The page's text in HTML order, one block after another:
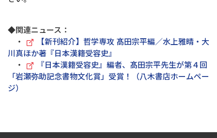
◆関連ニュース：
・
【新刊紹介】哲学専攻 髙田宗平編／水上雅晴・大
川真ほか著『日本漢籍受容史』
・
『日本漢籍受容史』編者、髙田宗平先生が第４回
「岩瀬弥助記念書物文化賞」受賞！（八木書店ホームペー
ジ）